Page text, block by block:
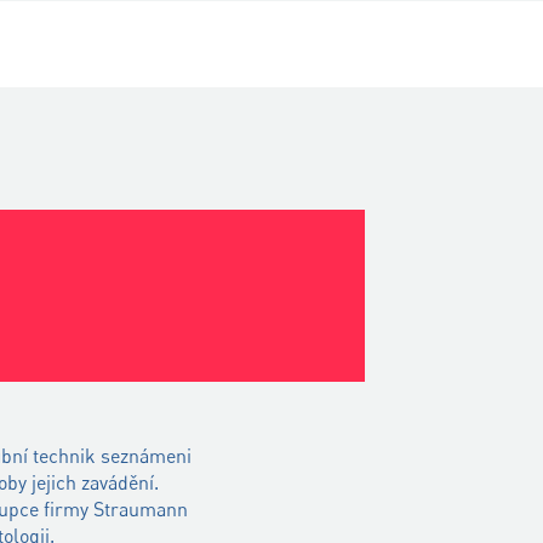
technik seznámeni
jejich zavádění.
firmy Straumann